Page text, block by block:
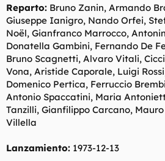
Reparto: Bruno Zanin, Armando
Giuseppe Ianigro, Nando Orfei,
Noël, Gianfranco Marrocco,
Donatella Gambini, Fernando De
Bruno Scagnetti, Alvaro Vitali,
Vona, Aristide Caporale, Luigi
Domenico Pertica, Ferruccio
Antonio Spaccatini, Maria
Tanzilli, Gianfilippo Carcano,
Villella
Lanzamiento: 1973-12-13